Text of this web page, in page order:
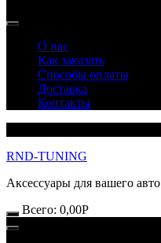
О нас
Как заказать
Способы оплаты
Доставка
Контакты
RND-TUNING
Аксессуары для вашего авто
Всего: 0,00Р